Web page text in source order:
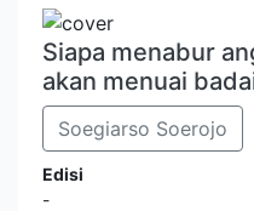
Siapa menabur
akan menuai
Soegiarso Soerojo
Edisi
-